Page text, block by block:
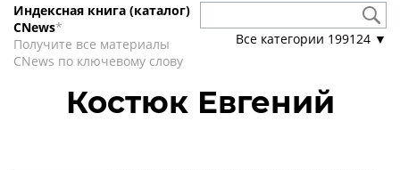
Индексная книга (каталог)
CNews*
Получите все материалы
CNews по ключевому слову
Все категории 199124 ▼
Костюк Евгений